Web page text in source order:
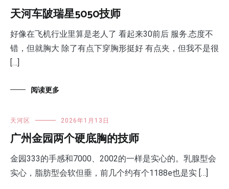
天河车陂瑞星5050技师
好像在飞机行业里算是老人了 看起来30前后 服务.态度不
错，但就胸大 除了有点下穿胸形挺好 有点夹，但我不是很
[…]
阅读更多
天河区 2026年1月13日
广州金园两个硬底胸的技师
金园333的手感和7000、2002的一样是实心的。乳腺型会
实心，脂肪型会软但垂，前几个约有个1188e也是实 […]